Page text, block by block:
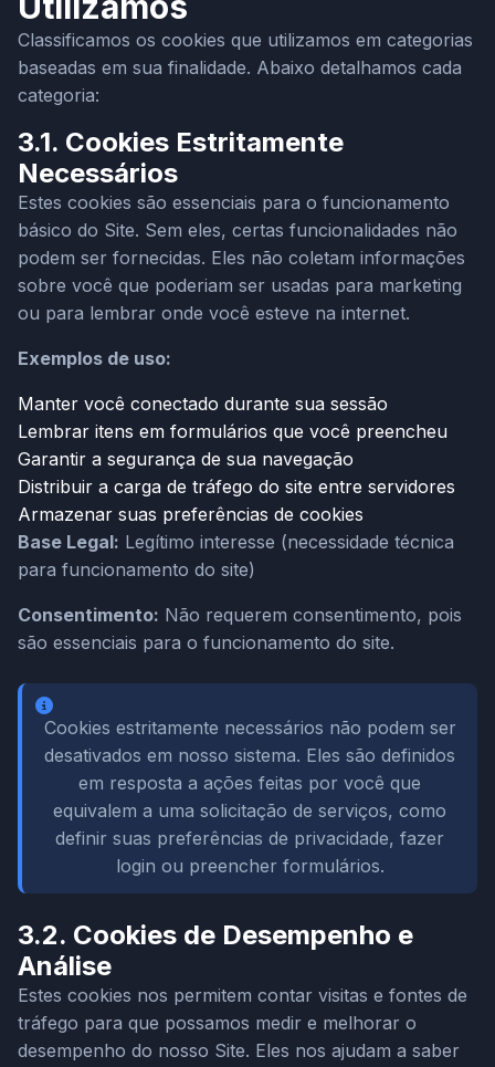
Classificamos os cookies que utilizamos em categorias
baseadas em sua finalidade. Abaixo detalhamos cada
categoria:
3.1. Cookies Estritamente
Necessários
Estes cookies são essenciais para o funcionamento
básico do Site. Sem eles, certas funcionalidades não
podem ser fornecidas. Eles não coletam informações
sobre você que poderiam ser usadas para marketing
ou para lembrar onde você esteve na internet.
Exemplos de uso:
Manter você conectado durante sua sessão
Lembrar itens em formulários que você preencheu
Garantir a segurança de sua navegação
Distribuir a carga de tráfego do site entre servidores
Armazenar suas preferências de cookies
Base Legal: Legítimo interesse (necessidade técnica
para funcionamento do site)
Consentimento: Não requerem consentimento, pois
são essenciais para o funcionamento do site.
Cookies estritamente necessários não podem ser
desativados em nosso sistema. Eles são definidos
em resposta a ações feitas por você que
equivalem a uma solicitação de serviços, como
definir suas preferências de privacidade, fazer
login ou preencher formulários.
3.2. Cookies de Desempenho e
Análise
Estes cookies nos permitem contar visitas e fontes de
tráfego para que possamos medir e melhorar o
desempenho do nosso Site. Eles nos ajudam a saber